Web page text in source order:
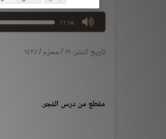
-11:14
max volume
تاريخ النشر: ١٩ / محرّم / ١٤٣٥
مقطع من درس الفجر.